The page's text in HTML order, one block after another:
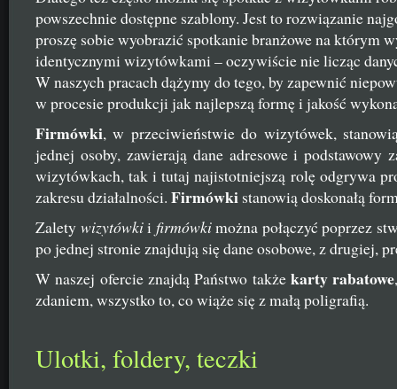
powszechnie dostępne szablony. Jest to rozwiązanie
proszę sobie wyobrazić spotkanie branżowe na którym
identycznymi wizytówkami – oczywiście nie licząc
W naszych pracach dążymy do tego, by zapewnić
w procesie produkcji jak najlepszą formę i jakość
Firmówki, w przeciwieństwie do wizytówek,
jednej osoby, zawierają dane adresowe i podstawowy
wizytówkach, tak i tutaj najistotniejszą rolę odgrywa
zakresu działalności. Firmówki stanowią doskonałą
Zalety wizytówkii firmówkimożna połączyć poprzez
po jednej stronie znajdują się dane osobowe, z drugiej,
W naszej ofercie znajdą Państwo także karty rabatowe
zdaniem, wszystko to, co wiąże się z małą poligrafią.
Ulotki, foldery, teczki